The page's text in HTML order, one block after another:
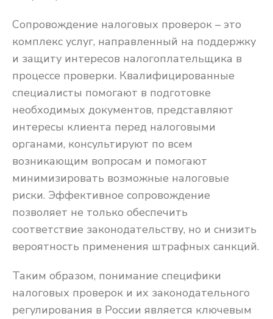
Сопровождение налоговых проверок – это
комплекс услуг, направленный на поддержку
и защиту интересов налогоплательщика в
процессе проверки. Квалифицированные
специалисты помогают в подготовке
необходимых документов, представляют
интересы клиента перед налоговыми
органами, консультируют по всем
возникающим вопросам и помогают
минимизировать возможные налоговые
риски. Эффективное сопровождение
позволяет не только обеспечить
соответствие законодательству, но и снизить
вероятность применения штрафных санкций.
Таким образом, понимание специфики
налоговых проверок и их законодательного
регулирования в России является ключевым